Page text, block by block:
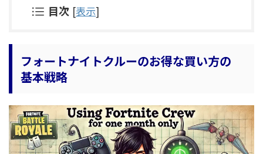
目次 [表示]
フォートナイトクルーのお得な買い方の
基本戦略